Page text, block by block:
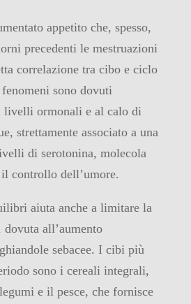
appetito che, spesso,
precedenti le mestruazioni
correlazione tra cibo e ciclo
sono dovuti
livelli ormonali e al calo di
strettamente associato a una
di serotonina, molecola
controllo dell’umore.
aiuta anche a limitare la
dovuta all’aumento
sebacee. I cibi più
sono i cereali integrali,
e il pesce, che fornisce